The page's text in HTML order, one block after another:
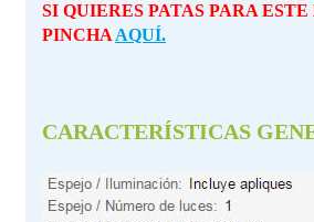
SI QUIERES PATAS PARA
PINCHA AQUÍ.
CARACTERÍSTICAS